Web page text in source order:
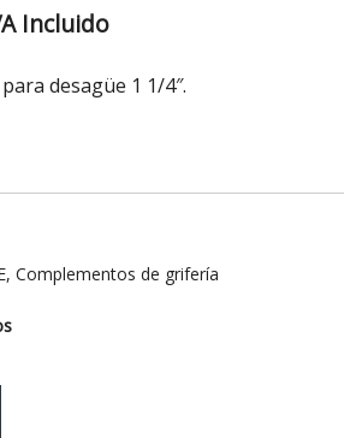
Incluido
desagüe 1 1/4″.
, Complementos de grifería